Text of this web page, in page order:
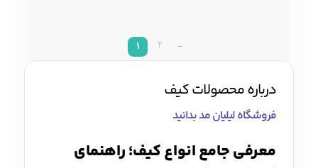
1 2 ←
درباره محصولات کیف
فروشگاه لیلیان مد بدانید
معرفی جامع انواع کیف؛ راهنمای